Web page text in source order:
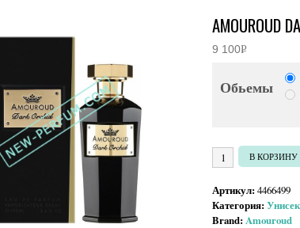
AMOUROUD
9 100Р
Обьемы
КоличествоВ КОРЗИНУ
Артикул:4466499
Категория:
Brand:Amouroud